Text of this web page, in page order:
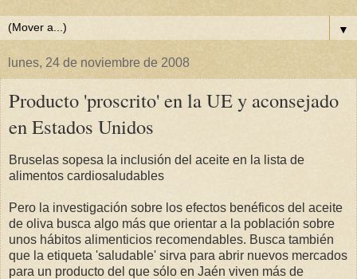
▼
lunes, 24 de noviembre de 2008
Producto 'proscrito' en la UE y aconsejado
en Estados Unidos
Bruselas sopesa la inclusión del aceite en la lista de
alimentos cardiosaludables
Pero la investigación sobre los efectos benéficos del aceite
de oliva busca algo más que orientar a la población sobre
unos hábitos alimenticios recomendables. Busca también
que la etiqueta 'saludable' sirva para abrir nuevos mercados
para un producto del que sólo en Jaén viven más de